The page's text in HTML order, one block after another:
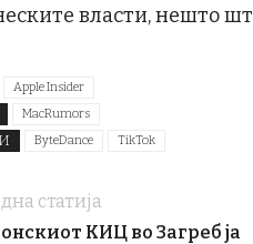
власти, нешто
Apple Insider
MacRumors
ByteDance TikTok
статија
КИЦ во Загреб ја